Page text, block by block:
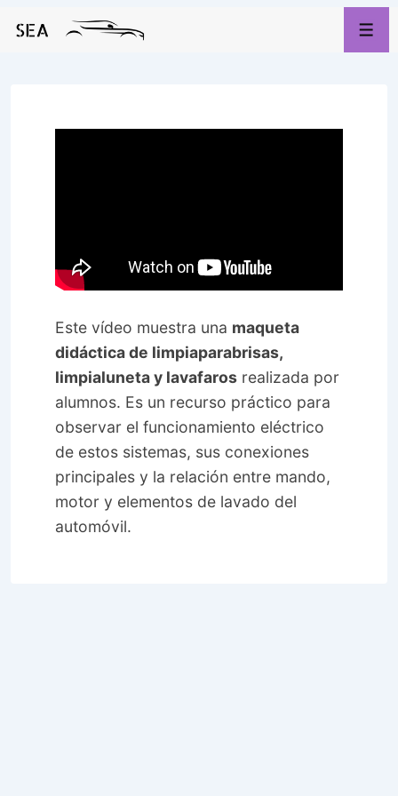
Saltar
Este vídeo muestra una maqueta
didáctica de limpiaparabrisas,
limpialuneta y lavafaros realizada por
alumnos. Es un recurso práctico para
observar el funcionamiento eléctrico
de estos sistemas, sus conexiones
principales y la relación entre mando,
motor y elementos de lavado del
automóvil.